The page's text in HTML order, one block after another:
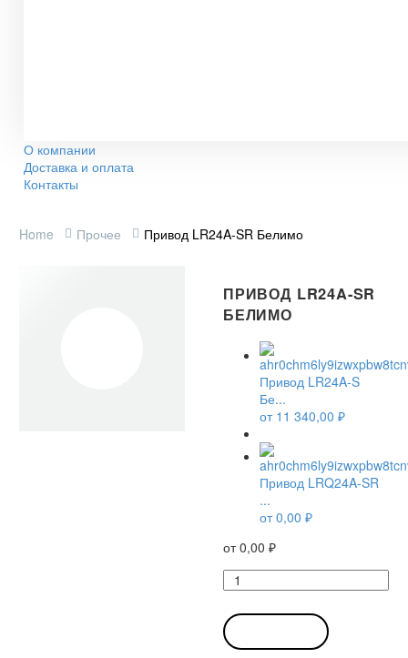
О компании
Доставка и оплата
Контакты
Home Прочее Привод LR24A-SR Белимо
ПРИВОД LR24A-SR
БЕЛИМО
Привод LR24A-S
Бе...
от 11 340,00 ₽
Привод LRQ24A-SR
...
от0,00 ₽
от0,00 ₽
Количество
товара
Привод
LR24A-
SR